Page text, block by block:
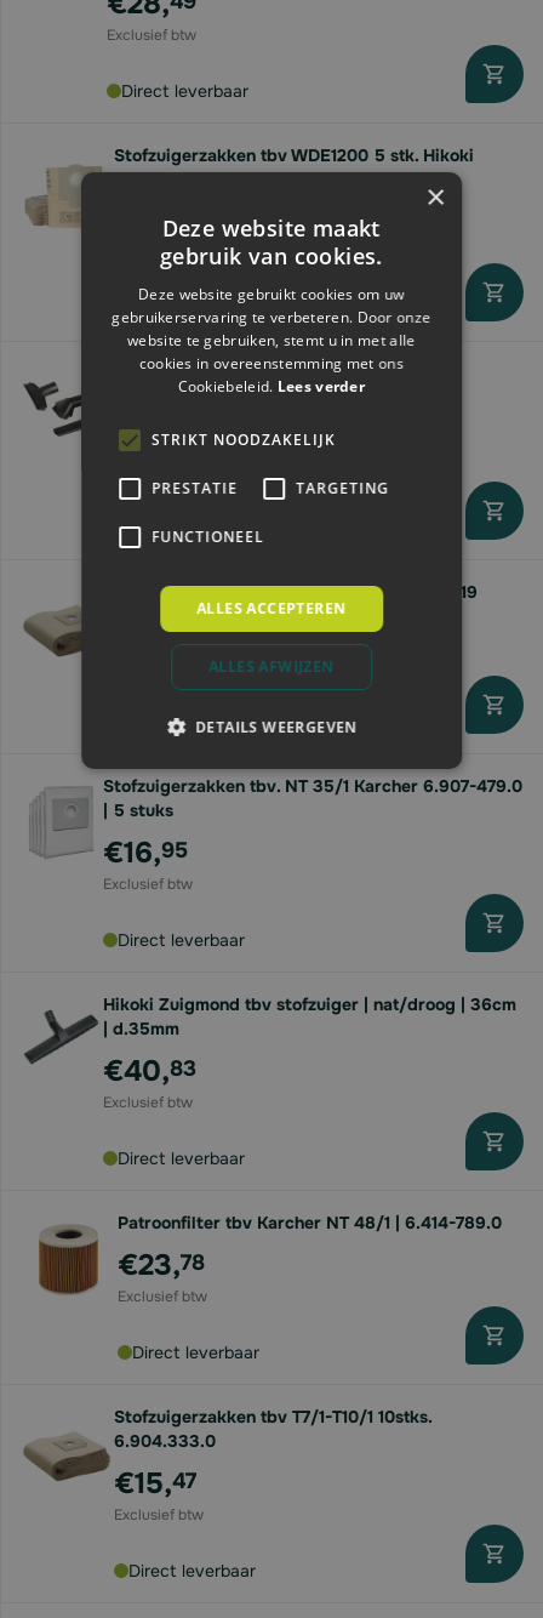
Direct leverbaar
Stofzuigerzakken tbv WDE1200 5 stk. Hikoki
€17,45
Direct leverbaar
Kärcher Borstelset DN 35 tbv NT
stof/waterzuiger
€16,69
Direct leverbaar
Stofzuigerzakken tbv T15/1 10stks. 6.907.019
€28,49
Direct leverbaar
Stofzuigerzakken tbv. NT 35/1 Karcher 6.907-479.0
| 5 stuks
€16,95
Direct leverbaar
Hikoki Zuigmond tbv stofzuiger | nat/droog | 36cm
| d.35mm
€40,83
Direct leverbaar
Patroonfilter tbv Karcher NT 48/1 | 6.414-789.0
€23,78
Direct leverbaar
Stofzuigerzakken tbv T7/1-T10/1 10stks.
6.904.333.0
€15,47
Direct leverbaar
×
Deze website maakt
gebruik van cookies.
Deze website gebruikt cookies om uw
gebruikerservaring te verbeteren. Door onze
website te gebruiken, stemt u in met alle
cookies in overeenstemming met ons
Cookiebeleid. Lees verder
STRIKT NOODZAKELIJK
PRESTATIE TARGETING
FUNCTIONEEL
ALLES ACCEPTEREN
ALLES AFWIJZEN
DETAILS WEERGEVEN